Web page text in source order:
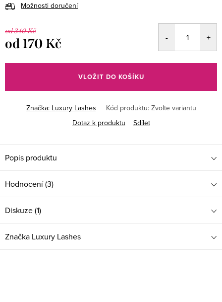
Možnosti doručení
od 340 Kč
od170 Kč
cena:
VLOŽIT DO KOŠÍKU
Značka: Luxury Lashes Kód produktu: Zvolte variantu
Dotaz k produktu
Sdílet
Popis produktu
Hodnocení (3)
Diskuze (1)
Značka Luxury Lashes